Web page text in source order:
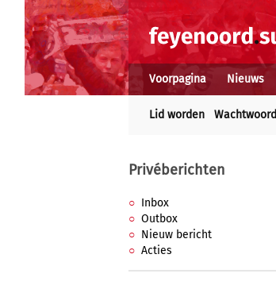
Voorpagina Nieuws
Lid worden Wachtwoord
Privéberichten
Inbox
Outbox
Nieuw bericht
Acties